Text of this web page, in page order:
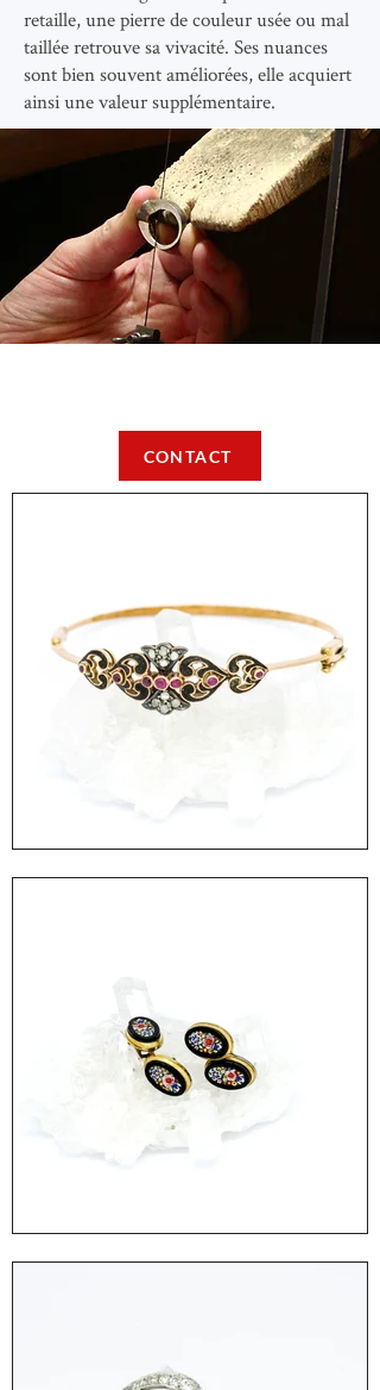
retaille, une pierre de couleur usée ou mal
taillée retrouve sa vivacité. Ses nuances
sont bien souvent améliorées, elle acquiert
ainsi une valeur supplémentaire.
CONTACT